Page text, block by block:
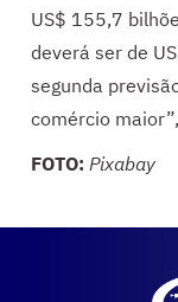
US$ 155,7
deverá ser de
segunda
comércio
FOTO: Pixabay